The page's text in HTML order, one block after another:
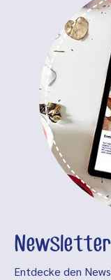
Newsletter
Entdecke den